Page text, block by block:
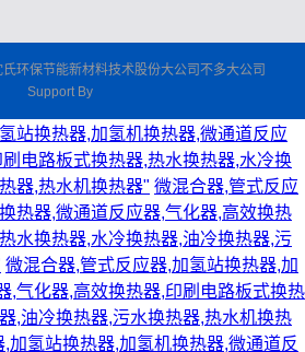
环保节能新材料技术股份大公司不多大公司
Support By
站换热器,加氢机换热器,微通道反应
电路板式换热器,热水换热器,水冷换
器,热水机换热器" 微混合器,管式反应
热器,微通道反应器,气化器,高效换热
水换热器,水冷换热器,油冷换热器,污
微混合器,管式反应器,加氢站换热器,加
,气化器,高效换热器,印刷电路板式换热
,油冷换热器,污水换热器,热水机换热
加氢站换热器,加氢机换热器,微通道反